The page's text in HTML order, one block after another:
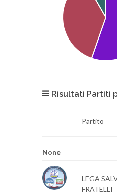
Risultati Partiti
Partito
None
LEGA
FRATELLI